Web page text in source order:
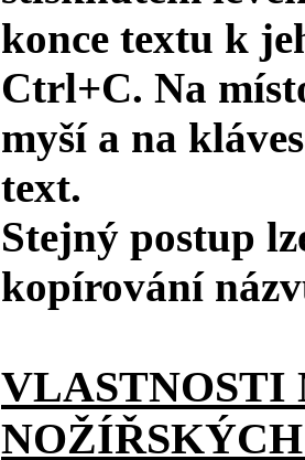
konce textu k
Ctrl+C. Na
myší a na
text.
Stejný postup
kopírování
VLASTNOSTI